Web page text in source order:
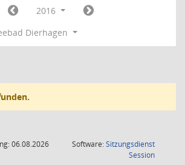
2016
Dierhagen
06.08.2026
Software:Sitzungsdienst
Session(Wird in